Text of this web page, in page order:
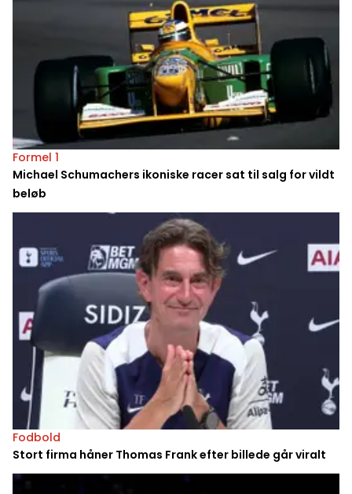
Formel 1
Michael Schumachers ikoniske racer sat til salg for vildt
beløb
Fodbold
Stort firma håner Thomas Frank efter billede går viralt